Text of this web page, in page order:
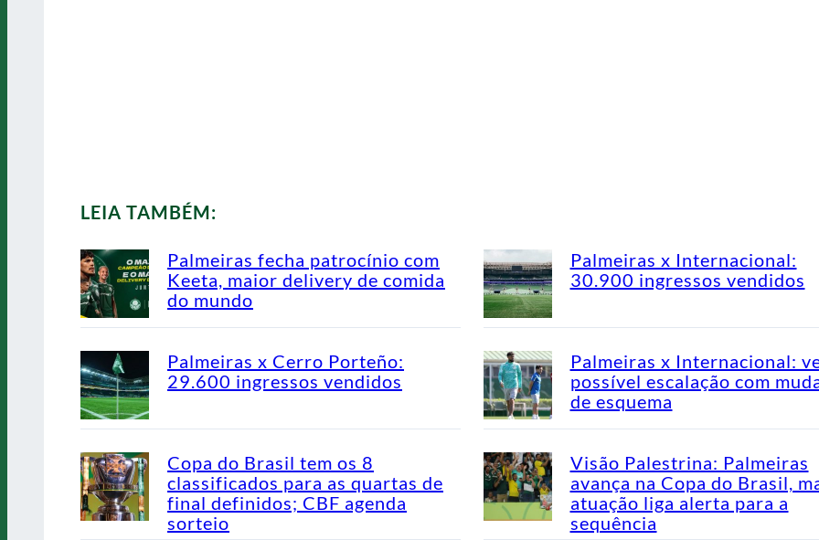
LEIA TAMBÉM:
Palmeiras fecha patrocínio com
Keeta, maior delivery de comida
do mundo
Palmeiras x Internacional:
30.900 ingressos vendidos
Palmeiras x Cerro Porteño:
29.600 ingressos vendidos
Palmeiras x Internacional:
possível escalação com
de esquema
Copa do Brasil tem os 8
classificados para as quartas de
final definidos; CBF agenda
sorteio
Visão Palestrina: Palmeiras
avança na Copa do Brasil,
atuação liga alerta para a
sequência